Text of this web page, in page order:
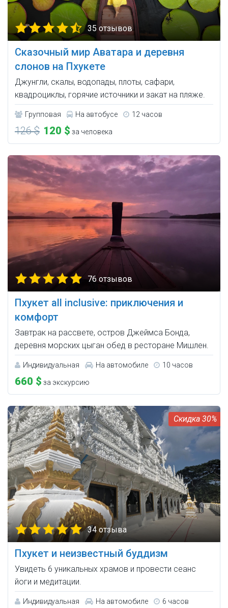
35 отзывов
Сказочный мир Аватара и деревня
слонов на Пхукете
Джунгли, скалы, водопады, плоты, сафари,
квадроциклы, горячие источники и закат на пляже.
Групповая На автобусе 12 часов
126 $ 120 $ за человека
76 отзывов
Пхукет all inclusive: приключения и
комфорт
Завтрак на рассвете, остров Джеймса Бонда,
деревня морских цыган обед в ресторане Мишлен.
Индивидуальная На автомобиле 10 часов
660 $ за экскурсию
30%
34 отзыва
Пхукет и неизвестный буддизм
Увидеть 6 уникальных храмов и провести сеанс
йоги и медитации.
Индивидуальная На автомобиле 6 часов